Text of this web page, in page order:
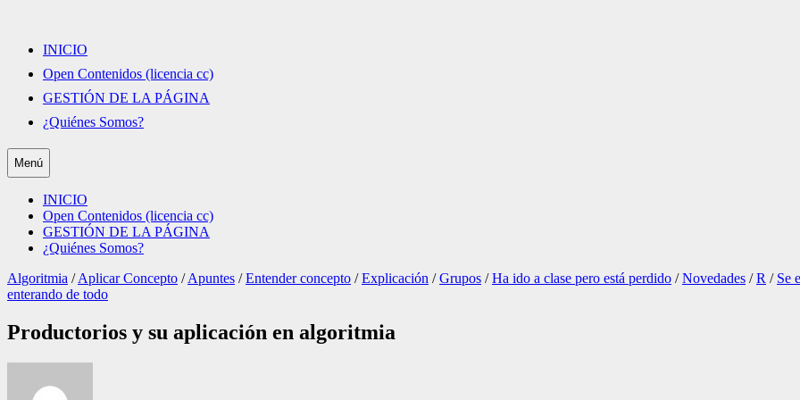
contenidoINICIO
Open Contenidos (licencia cc)
GESTIÓN DE LA PÁGINA
¿Quiénes Somos?
Menú
INICIO
Open Contenidos (licencia cc)
GESTIÓN DE LA PÁGINA
¿Quiénes Somos?
Algoritmia /Aplicar Concepto /Apuntes /Entender concepto /Explicación /Grupos /Ha ido a clase pero está perdido /Novedades /R / Se
enterando de todo
Productorios y su aplicación en algoritmia